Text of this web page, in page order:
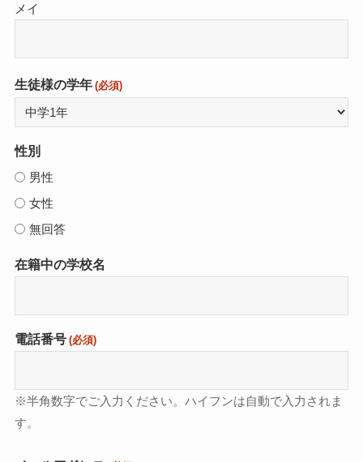
メイ
生徒様の学年 (必須)
性別
男性
女性
無回答
在籍中の学校名
電話番号 (必須)
※半角数字でご入力ください。ハイフンは自動で入力されま
す。